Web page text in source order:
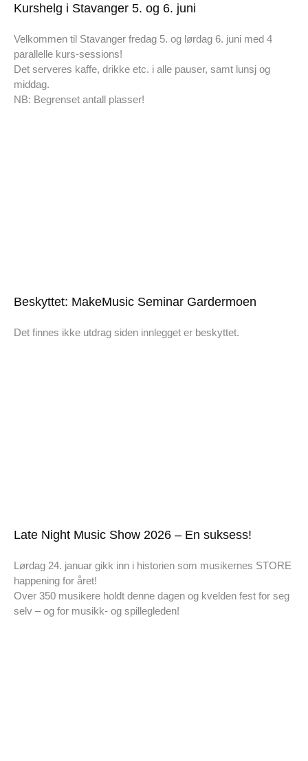
Kurshelg i Stavanger 5. og 6. juni
Velkommen til Stavanger fredag 5. og lørdag 6. juni med 4
parallelle kurs-sessions!
Det serveres kaffe, drikke etc. i alle pauser, samt lunsj og
middag.
NB: Begrenset antall plasser!
Beskyttet: MakeMusic Seminar Gardermoen
Det finnes ikke utdrag siden innlegget er beskyttet.
Late Night Music Show 2026 – En suksess!
Lørdag 24. januar gikk inn i historien som musikernes STORE
happening for året!
Over 350 musikere holdt denne dagen og kvelden fest for seg
selv – og for musikk- og spillegleden!